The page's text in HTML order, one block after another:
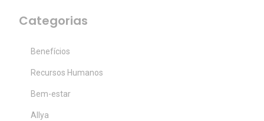
Categorias
Benefícios
Recursos Humanos
Bem-estar
Allya